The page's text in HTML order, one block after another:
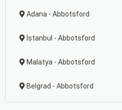
Adana - Abbotsford
İstanbul - Abbotsford
Malatya - Abbotsford
Belgrad - Abbotsford